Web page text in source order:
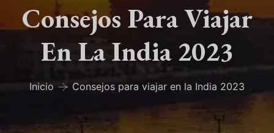
Consejos Para Viajar
En La India 2023
Inicio Consejos para viajar en la India 2023